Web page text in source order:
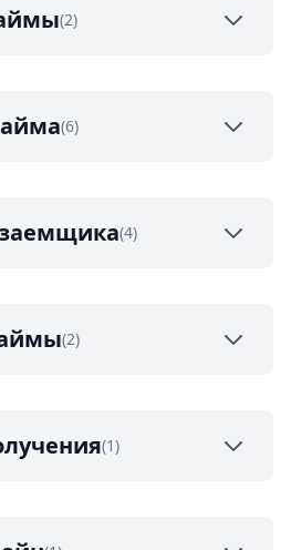
(2)
(6)
заемщика(4)
(2)
(1)